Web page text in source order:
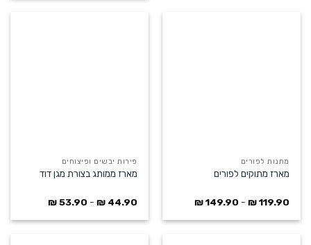
מתנות לפורים
מארז מתוקים לפורים
119.90
₪
-
149.90
₪
פירות יבשים ופיצוחים
מארז ממותג בצורת מגן דוד
44.90
₪
-
53.90
₪